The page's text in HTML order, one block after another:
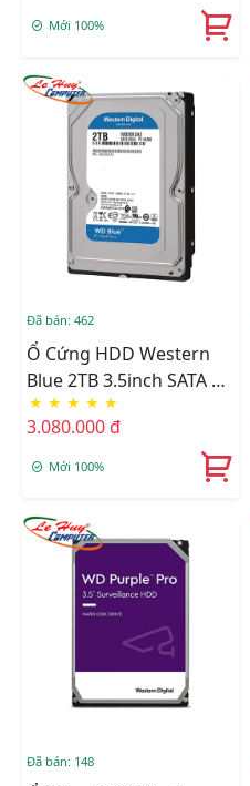
Mới 100%
Đã bán: 462
Ổ Cứng HDD Western
Blue 2TB 3.5inch SATA 3
5400RPM WD20EZAZ
★ ★ ★ ★ ★
3.080.000 đ
Mới 100%
Đã bán: 148